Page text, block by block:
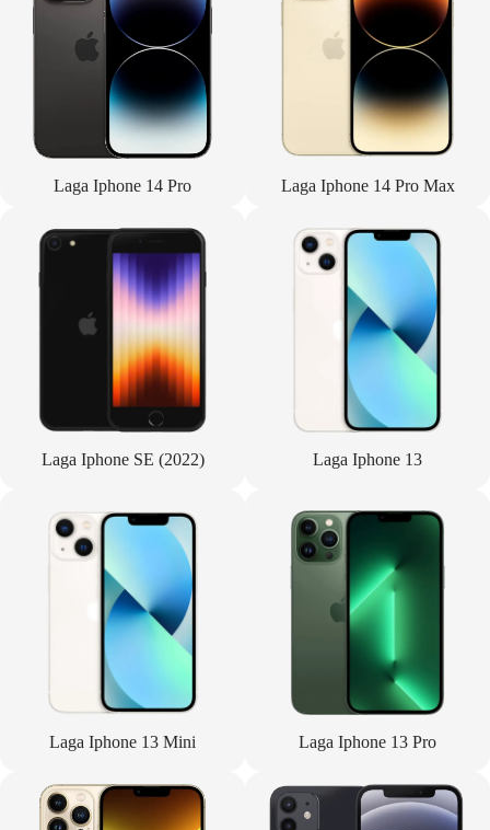
Laga Iphone 14 Pro Laga Iphone 14 Pro Max
Laga Iphone SE (2022) Laga Iphone 13
Laga Iphone 13 Mini Laga Iphone 13 Pro